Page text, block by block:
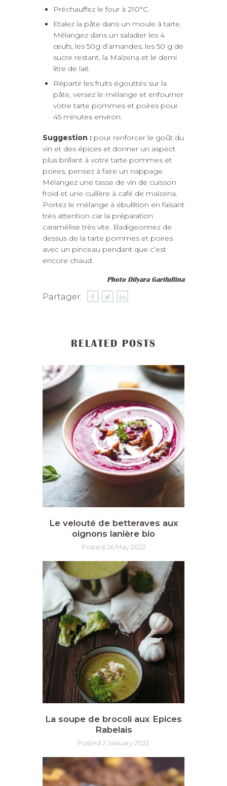
Préchauffez le four à 210°C.
Etalez la pâte dans un moule à tarte.
Mélangez dans un saladier les 4
œufs, les 50g d’amandes, les 50 g de
sucre restant, la Maïzena et le demi
litre de lait.
Répartir les fruits égouttés sur la
pâte, versez le mélange et enfourner
votre tarte pommes et poires pour
45 minutes environ.
Suggestion : pour renforcer le goût du
vin et des épices et donner un aspect
plus brillant à votre tarte pommes et
poires, pensez à faire un nappage.
Mélangez une tasse de vin de cuisson
froid et une cuillère à café de maïzena.
Portez le mélange à ébullition en faisant
très attention car la préparation
caramélise très vite. Badigeonnez de
dessus de la tarte pommes et poires
avec un pinceau pendant que c’est
encore chaud.
Photo Dilyara Garifullina
Partager:
RELATED POSTS
Le velouté de betteraves aux
oignons lanière bio
Posted 26 May 2022
La soupe de brocoli aux Epices
Rabelais
Posted 2 January 2022